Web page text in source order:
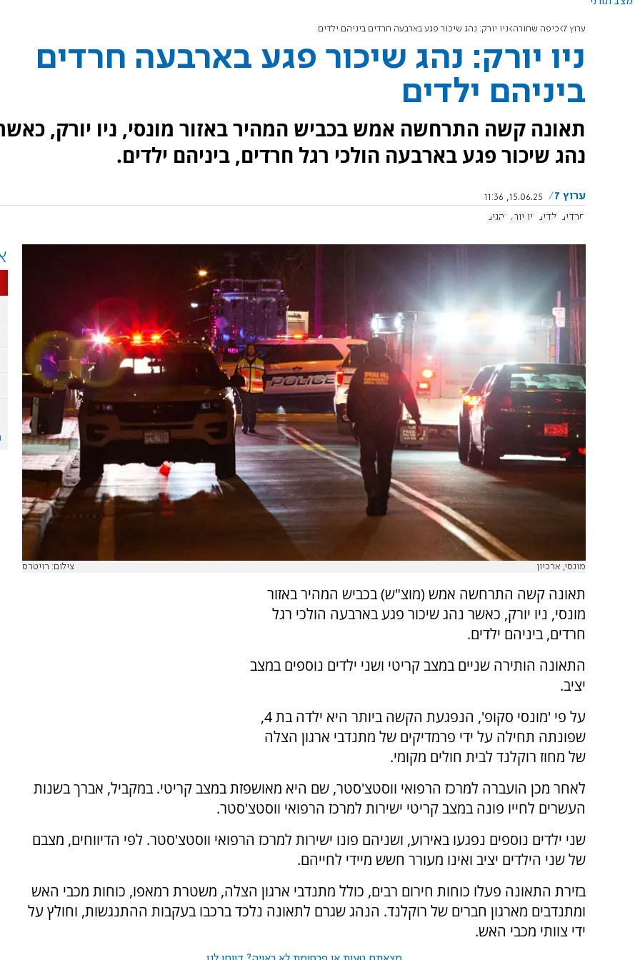
ערוץ 7 כיפה שחורה ניו יורק: נהג שיכור פגע בארבעה חרדים ביניהם ילדים
ניו יורק: נהג שיכור פגע בארבעה חרדים
ביניהם ילדים
תאונה קשה התרחשה אמש בכביש המהיר באזור מונסי, ניו יורק,
נהג שיכור פגע בארבעה הולכי רגל חרדים, ביניהם ילדים.
ערוץ 7
15.06.25, 11:36
חרדים ילדים ניו יורק נהגים
מונסי, ארכיון צילום: רויטרס
תאונה קשה התרחשה אמש (מוצ"ש) בכביש המהיר באזור
מונסי, ניו יורק, כאשר נהג שיכור פגע בארבעה הולכי רגל
חרדים, ביניהם ילדים.
התאונה הותירה שניים במצב קריטי ושני ילדים נוספים במצב
יציב.
על פי 'מונסי סקופ', הנפגעת הקשה ביותר היא ילדה בת 4,
שפונתה תחילה על ידי פרמדיקים של מתנדבי ארגון הצלה
של מחוז רוקלנד לבית חולים מקומי.
לאחר מכן הועברה למרכז הרפואי ווסטצ'סטר, שם היא מאושפזת במצב קריטי. במקביל, אברך בשנות
העשרים לחייו פונה במצב קריטי ישירות למרכז הרפואי ווסטצ'סטר.
שני ילדים נוספים נפגעו באירוע, ושניהם פונו ישירות למרכז הרפואי ווסטצ'סטר. לפי הדיווחים, מצבם
של שני הילדים יציב ואינו מעורר חשש מיידי לחייהם.
בזירת התאונה פעלו כוחות חירום רבים, כולל מתנדבי ארגון הצלה, משטרת רמאפו, כוחות מכבי האש
ומתנדבים מארגון חברים של רוקלנד. הנהג שגרם לתאונה נלכד ברכבו בעקבות ההתנגשות, וחולץ על
ידי צוותי מכבי האש.